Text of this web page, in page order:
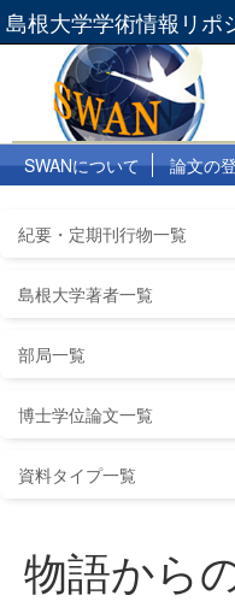
島根大学学術情報リポ
SWANについて 論文の
紀要・定期刊行物一覧
島根大学著者一覧
部局一覧
博士学位論文一覧
資料タイプ一覧
物語から